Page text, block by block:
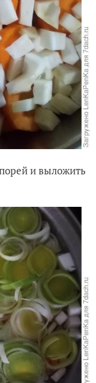
и выложить